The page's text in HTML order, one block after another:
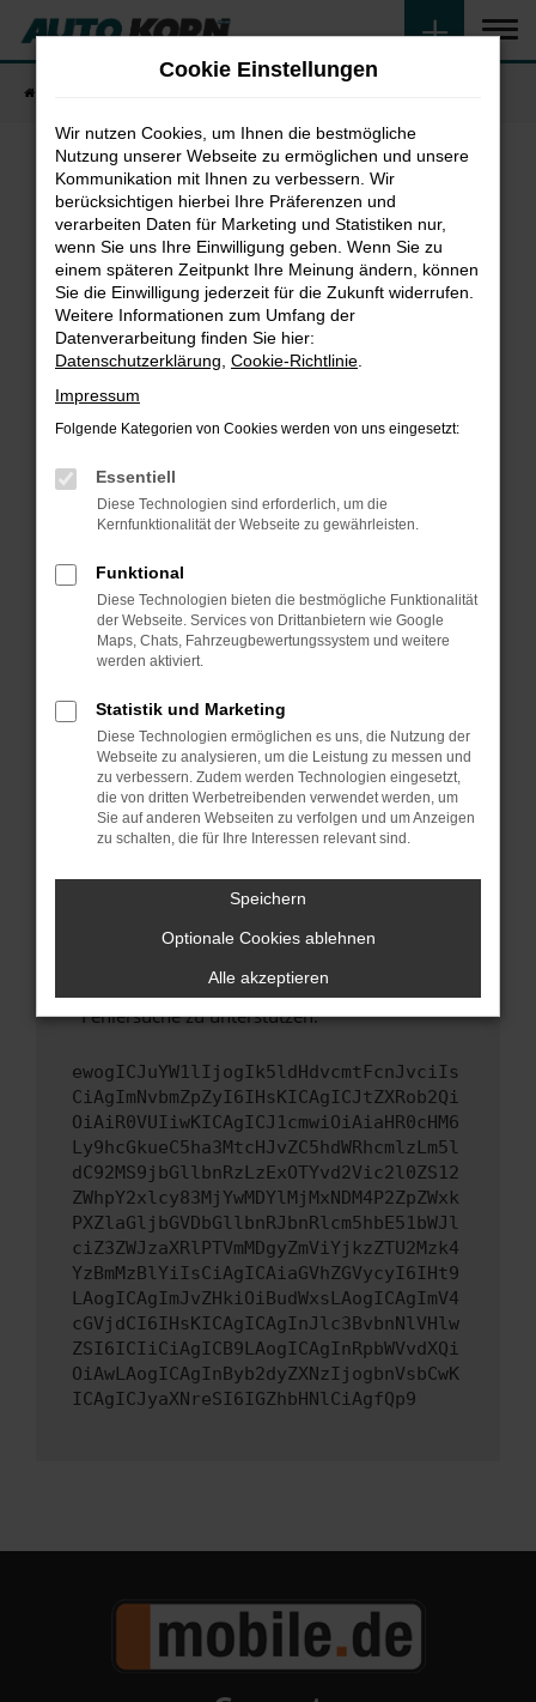
Zum
Hauptinhalt
Fehler: Network Error
Beim Laden ist ein Fehler aufgetreten.
Hier sind ein paar Tipps, die dir helfen können:
Überprüfe deine Firewall und deine
Internetverbindung.
Laden andere Webseiten, zum Beispiel deine
Suchmaschine?
Prüfe deine Browsererweiterungen.
können das Laden bestimmter Seiten
verhindern. Funktioniert die Seite in einem
Fenster?
Starte dein Gerät neu.
Das kann manchmal helfen, vorübergehende
Probleme zu beheben.
Betriebssystem auf dem neuesten Stand
sind.
Veraltete Software birgt nicht nur ein
Sicherheitsrisiko, sondern kann auch dazu
führen, dass bestimmte Funktionen nicht mehr
unterstützt werden.
Wende dich an den Webseitenbetreiber.
Wenn du alle oben genannten Schritte versucht
hast, kontaktiere uns bitte. Wir werden
uns diesen Text schicken, um uns bei der
Fehlersuche zu unterstützen:
ewogICJuYW1lIjogIk5ldHdvcmtFcnJvciIs
CiAgImNvbmZpZyI6IHsKICAgICJtZXRob2Qi
OiAiR0VUIiwKICAgICJ1cmwiOiAiaHR0cHM6
Ly9hcGkueC5ha3MtcHJvZC5hdWRhcmlzLm5l
dC92MS9jbGllbnRzLzExOTYvd2Vic2l0ZS12
ZWhpY2xlcy83MjYwMDYlMjMxNDM4P2ZpZWxk
PXZlaGljbGVDbGllbnRJbnRlcm5hbE51bWJl
ciZ3ZWJzaXRlPTVmMDgyZmViYjkzZTU2Mzk4
YzBmMzBlYiIsCiAgICAiaGVhZGVycyI6IHt9
LAogICAgImJvZHkiOiBudWxsLAogICAgImV4
cGVjdCI6IHsKICAgICAgInJlc3BvbnNlVHlw
ZSI6ICIiCiAgICB9LAogICAgInRpbWVvdXQi
OiAwLAogICAgInByb2dyZXNzIjogbnVsbCwK
ICAgICJyaXNreSI6IGZhbHNlCiAgfQp9
Cookie Einstellungen
Wir nutzen Cookies, um Ihnen die bestmögliche
Nutzung unserer Webseite zu ermöglichen und unsere
Kommunikation mit Ihnen zu verbessern. Wir
berücksichtigen hierbei Ihre Präferenzen und
verarbeiten Daten für Marketing und Statistiken nur,
wenn Sie uns Ihre Einwilligung geben. Wenn Sie zu
einem späteren Zeitpunkt Ihre Meinung ändern, können
Sie die Einwilligung jederzeit für die Zukunft widerrufen.
Weitere Informationen zum Umfang der
Datenverarbeitung finden Sie hier:
Datenschutzerklärung Cookie-Richtlinie
Impressum
Folgende Kategorien von Cookies werden von uns eingesetzt:
Essentiell
Diese Technologien sind erforderlich, um die
Kernfunktionalität der Webseite zu gewährleisten.
Funktional
Diese Technologien bieten die bestmögliche Funktionalität
der Webseite. Services von Drittanbietern wie Google
Maps, Chats, Fahrzeugbewertungssystem und weitere
werden aktiviert.
Statistik und Marketing
Diese Technologien ermöglichen es uns, die Nutzung der
Webseite zu analysieren, um die Leistung zu messen und
zu verbessern. Zudem werden Technologien eingesetzt,
die von dritten Werbetreibenden verwendet werden, um
Sie auf anderen Webseiten zu verfolgen und um Anzeigen
zu schalten, die für Ihre Interessen relevant sind.
Speichern
Optionale Cookies ablehnen
Alle akzeptieren